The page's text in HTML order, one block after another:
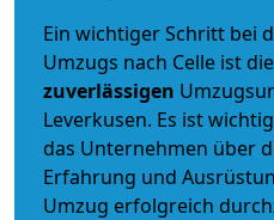
Ein wichtiger Schritt bei
Umzugs nach Celle ist
zuverlässigen
Leverkusen. Es ist
das Unternehmen über
Erfahrung und
Umzug erfolgreich